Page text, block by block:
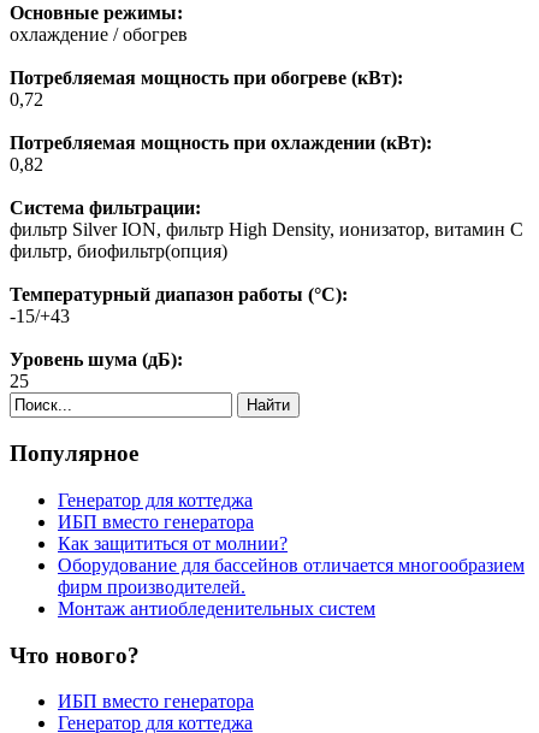
Основные режимы:
охлаждение / обогрев
Потребляемая мощность при обогреве (кВт):
0,72
Потребляемая мощность при охлаждении (кВт):
0,82
Система фильтрации:
фильтр Silver ION, фильтр High Density, ионизатор, витамин С
фильтр, биофильтр(опция)
Температурный диапазон работы (°C):
-15/+43
Уровень шума (дБ):
25
Найти
Популярное
Генератор для коттеджа
ИБП вместо генератора
Как защититься от молнии?
Оборудование для бассейнов отличается многообразием
фирм производителей.
Монтаж антиобледенительных систем
Что нового?
ИБП вместо генератора
Генератор для коттеджа